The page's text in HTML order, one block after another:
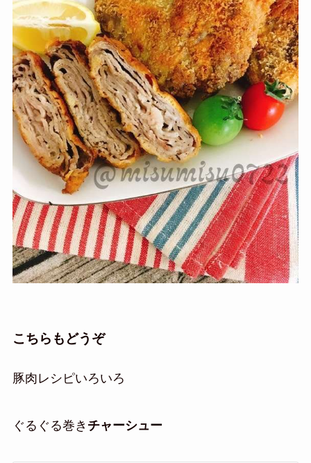
こちらもどうぞ
豚肉レシピいろいろ
ぐるぐる巻き チャーシュー